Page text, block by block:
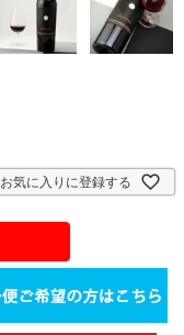
お気に入りに登録する